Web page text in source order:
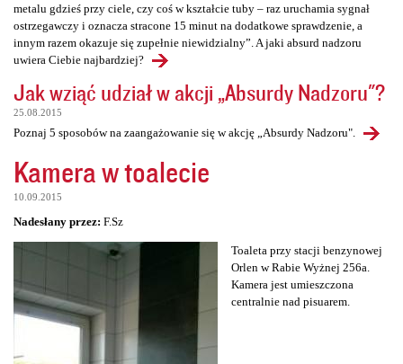
metalu gdzieś przy ciele, czy coś w kształcie tuby – raz uruchamia sygnał
ostrzegawczy i oznacza stracone 15 minut na dodatkowe sprawdzenie, a
innym razem okazuje się zupełnie niewidzialny”. A jaki absurd nadzoru
uwiera Ciebie najbardziej?
Jak wziąć udział w akcji „Absurdy Nadzoru"?
25.08.2015
Poznaj 5 sposobów na zaangażowanie się w akcję „Absurdy Nadzoru".
Kamera w toalecie
10.09.2015
Nadesłany przez: F.Sz
Toaleta przy stacji benzynowej
Orlen w Rabie Wyżnej 256a.
Kamera jest umieszczona
centralnie nad pisuarem.